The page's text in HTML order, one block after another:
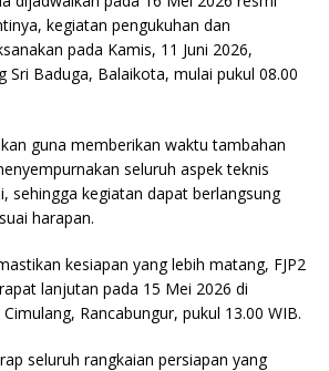
kegiatan pengukuhan dan
pada Kamis, 11 Juni 2026,
Sri Baduga, Balaikota, mulai pukul 08.00
guna memberikan waktu tambahan
seluruh aspek teknis
sehingga kegiatan dapat berlangsung
harapan.
kesiapan yang lebih matang, FJP2
lanjutan pada 15 Mei 2026 di
Rancabungur, pukul 13.00 WIB.
seluruh rangkaian persiapan yang